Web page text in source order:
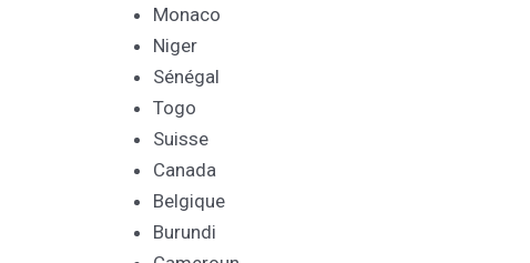
Monaco
Niger
Sénégal
Togo
Suisse
Canada
Belgique
Burundi